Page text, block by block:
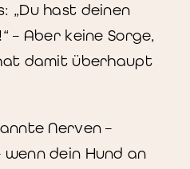
„Du hast deinen
– Aber keine Sorge,
damit überhaupt
Nerven –
wenn dein Hund an